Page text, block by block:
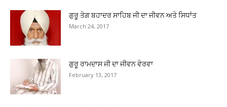
ਗੁਰੂ ਤੇਗ ਬਹਾਦਰ ਸਾਹਿਬ ਜੀ ਦਾ ਜੀਵਨ ਅਤੇ ਸਿਧਾਂਤ
March 24, 2017
ਗੁਰੂ ਰਾਮਦਾਸ ਜੀ ਦਾ ਜੀਵਨ ਵੇਰਵਾ
February 13, 2017